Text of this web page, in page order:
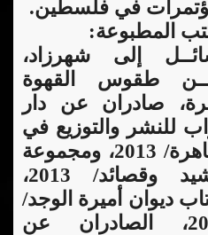
في فلسطين.
المطبوعة:
إلى شهرزاد،
طقوس القهوة
صادران عن دار
للنشر والتوزيع في
القاهرة/ 2013، ومجموعة
أناشيد وقصائد/ 2013،
ديوان أميرة الوجد/
2014، الصادران عن